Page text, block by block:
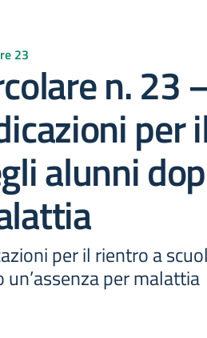
23
n. 23
per
alunni
per il rientro a
un’assenza per malattia